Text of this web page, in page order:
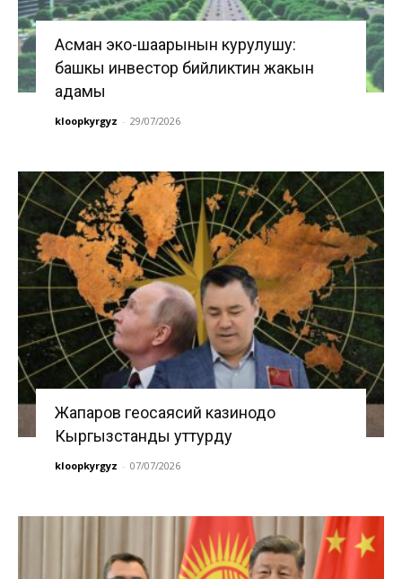
Асман эко-шаарынын курулушу:
башкы инвестор бийликтин жакын
адамы
kloopkyrgyz - 29/07/2026
Жапаров геосаясий казинодо
Кыргызстанды уттурду
kloopkyrgyz - 07/07/2026